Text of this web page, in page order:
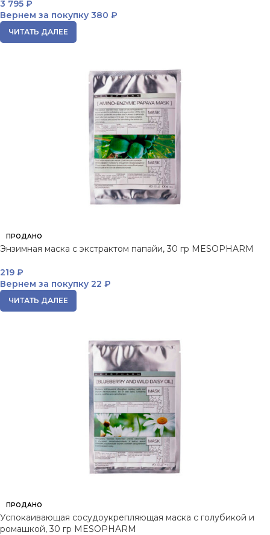
3 795 ₽
Вернем за покупку 380 ₽
ЧИТАТЬ ДАЛЕЕ
ПРОДАНО
Энзимная маска с экстрактом папайи, 30 гр MESOPHARM
219 ₽
Вернем за покупку 22 ₽
ЧИТАТЬ ДАЛЕЕ
ПРОДАНО
Успокаивающая сосудоукрепляющая маска с голубикой и
ромашкой, 30 гр MESOPHARM